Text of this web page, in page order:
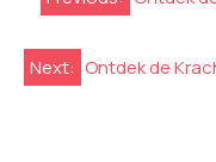
Next: Ontdek de